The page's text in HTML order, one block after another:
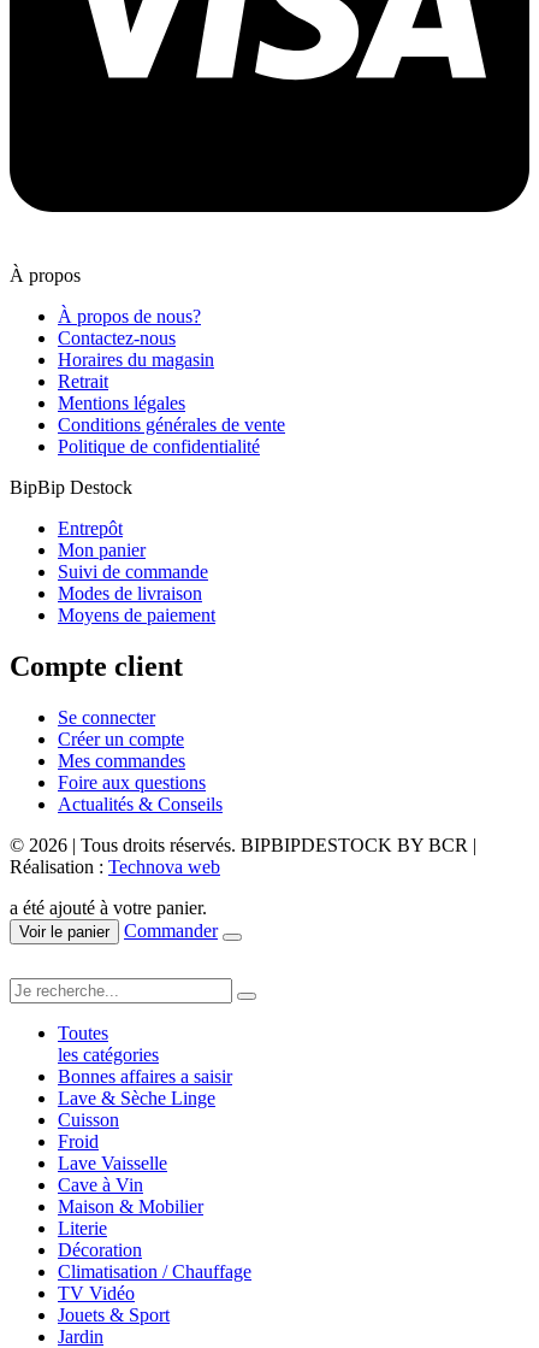
À propos
À propos de nous?
Contactez-nous
Horaires du magasin
Retrait
Mentions légales
Conditions générales de vente
Politique de confidentialité
BipBip Destock
Entrepôt
Mon panier
Suivi de commande
Modes de livraison
Moyens de paiement
Compte client
Se connecter
Créer un compte
Mes commandes
Foire aux questions
Actualités & Conseils
© 2026 | Tous droits réservés. BIPBIPDESTOCK BY BCR |
Réalisation : Technova web
a été ajouté à votre panier.
Voir le panier Commander
Toutes
les catégories
Bonnes affaires a saisir
Lave & Sèche Linge
Cuisson
Froid
Lave Vaisselle
Cave à Vin
Maison & Mobilier
Literie
Décoration
Climatisation / Chauffage
TV Vidéo
Jouets & Sport
Jardin